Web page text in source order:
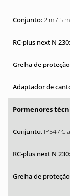
2 m / 5
IP54 /